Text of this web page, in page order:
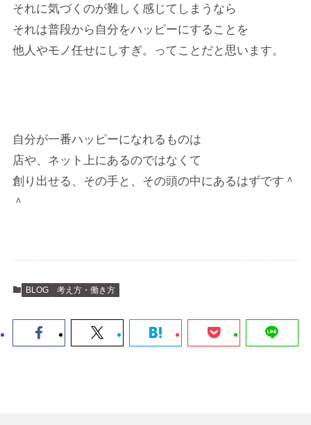
それに気づくのが難しく感じてしまうなら
それは普段から自分をハッピーにすることを
他人やモノ任せにしすぎ。ってことだと思います。
自分が一番ハッピーになれるものは
店や、ネット上にあるのではなくて
創り出せる、その手と、その頭の中にあるはずです＾
＾
BLOG 考え方・働き方